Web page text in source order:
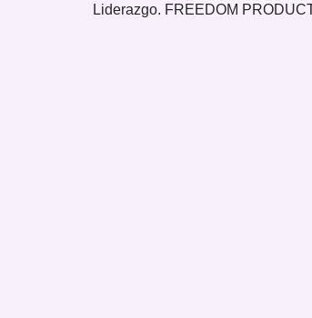
Liderazgo. FREEDOM